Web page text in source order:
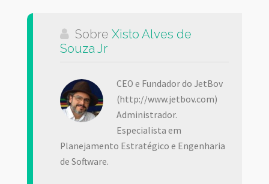
Sobre Xisto Alves de
Souza Jr
CEO e Fundador do JetBov
(http://www.jetbov.com)
Administrador.
Especialista em
Planejamento Estratégico e Engenharia
de Software.